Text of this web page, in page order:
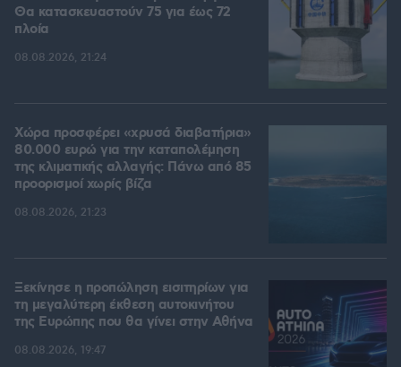
Θα κατασκευαστούν 75 για έως 72
πλοία
08.08.2026, 21:24
Χώρα προσφέρει «χρυσά διαβατήρια»
80.000 ευρώ για την καταπολέμηση
της κλιματικής αλλαγής: Πάνω από 85
προορισμοί χωρίς βίζα
08.08.2026, 21:23
Ξεκίνησε η προπώληση εισιτηρίων για
τη μεγαλύτερη έκθεση αυτοκινήτου
της Ευρώπης που θα γίνει στην Αθήνα
08.08.2026, 19:47